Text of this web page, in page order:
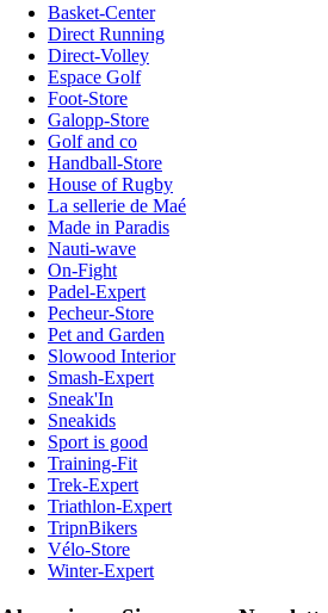
Basket-Center
Direct Running
Direct-Volley
Espace Golf
Foot-Store
Galopp-Store
Golf and co
Handball-Store
House of Rugby
La sellerie de Maé
Made in Paradis
Nauti-wave
On-Fight
Padel-Expert
Pecheur-Store
Pet and Garden
Slowood Interior
Smash-Expert
Sneak'In
Sneakids
Sport is good
Training-Fit
Trek-Expert
Triathlon-Expert
TripnBikers
Vélo-Store
Winter-Expert